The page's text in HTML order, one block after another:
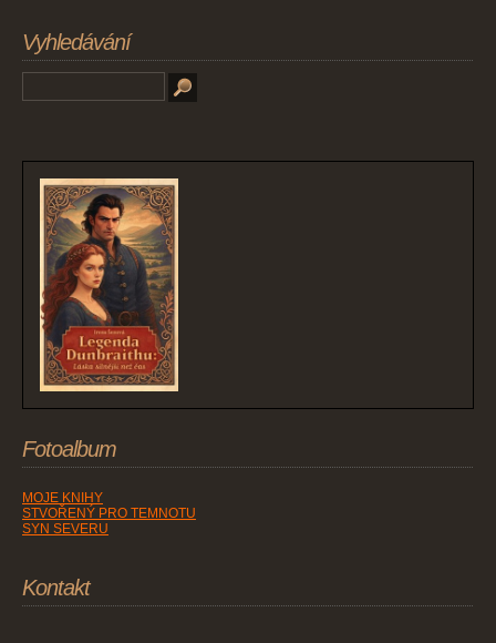
Vyhledávání
Fotoalbum
MOJE KNIHY
STVOŘENÝ PRO TEMNOTU
SYN SEVERU
Kontakt